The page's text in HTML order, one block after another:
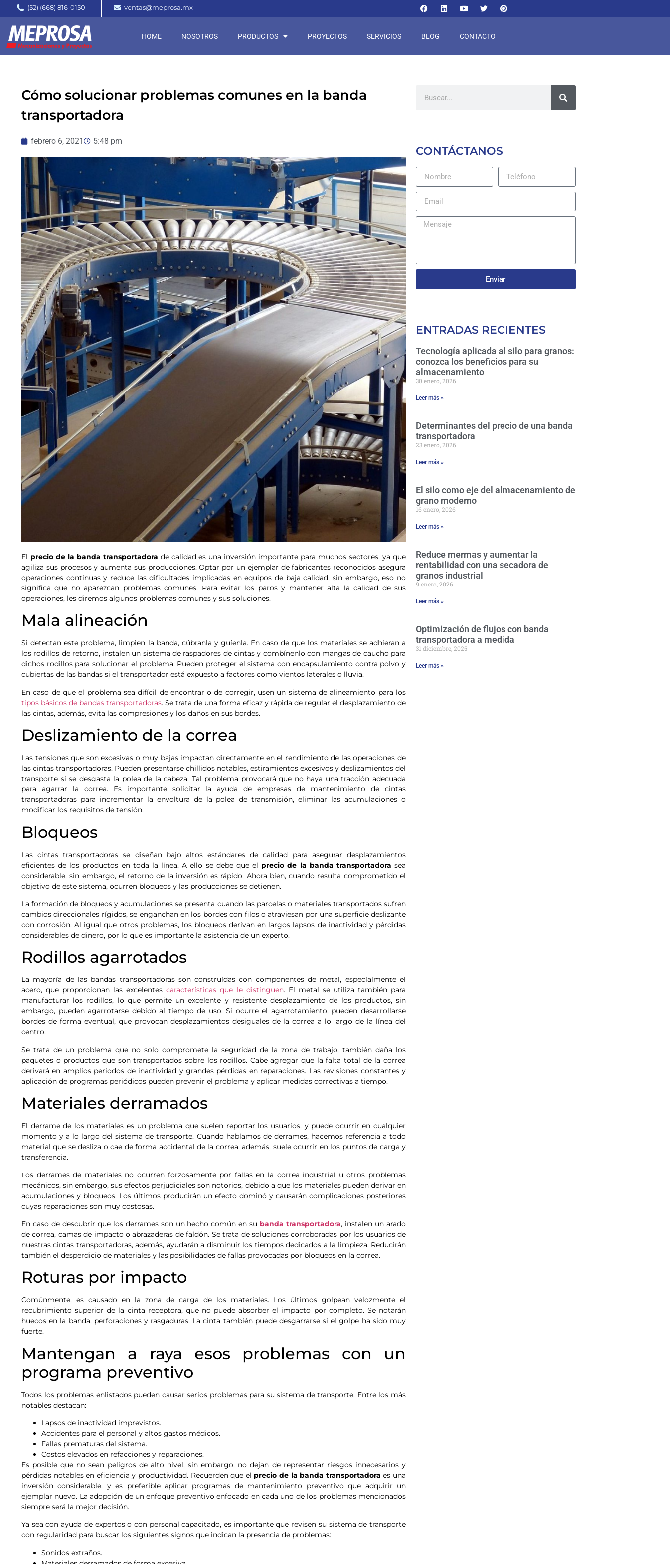
(52) (668) 816-0150 ventas@meprosa.mx
HOME NOSOTROS PRODUCTOS PROYECTOS SERVICIOS BLOG CONTACTO
Cómo solucionar problemas comunes en la banda
transportadora
febrero 6, 2021 5:48 pm
El precio de la banda transportadora de calidad es una inversión importante para muchos sectores, ya que
agiliza sus procesos y aumenta sus producciones. Optar por un ejemplar de fabricantes reconocidos asegura
operaciones continuas y reduce las dificultades implicadas en equipos de baja calidad, sin embargo, eso no
significa que no aparezcan problemas comunes. Para evitar los paros y mantener alta la calidad de sus
operaciones, les diremos algunos problemas comunes y sus soluciones.
Mala alineación
Si detectan este problema, limpien la banda, cúbranla y guíenla. En caso de que los materiales se adhieran a
los rodillos de retorno, instalen un sistema de raspadores de cintas y combínenlo con mangas de caucho para
dichos rodillos para solucionar el problema. Pueden proteger el sistema con encapsulamiento contra polvo y
cubiertas de las bandas si el transportador está expuesto a factores como vientos laterales o lluvia.
En caso de que el problema sea difícil de encontrar o de corregir, usen un sistema de alineamiento para los
tipos básicos de bandas transportadoras. Se trata de una forma eficaz y rápida de regular el desplazamiento de
las cintas, además, evita las compresiones y los daños en sus bordes.
Deslizamiento de la correa
Las tensiones que son excesivas o muy bajas impactan directamente en el rendimiento de las operaciones de
las cintas transportadoras. Pueden presentarse chillidos notables, estiramientos excesivos y deslizamientos del
transporte si se desgasta la polea de la cabeza. Tal problema provocará que no haya una tracción adecuada
para agarrar la correa. Es importante solicitar la ayuda de empresas de mantenimiento de cintas
transportadoras para incrementar la envoltura de la polea de transmisión, eliminar las acumulaciones o
modificar los requisitos de tensión.
Bloqueos
Las cintas transportadoras se diseñan bajo altos estándares de calidad para asegurar desplazamientos
eficientes de los productos en toda la línea. A ello se debe que el precio de la banda transportadora sea
considerable, sin embargo, el retorno de la inversión es rápido. Ahora bien, cuando resulta comprometido el
objetivo de este sistema, ocurren bloqueos y las producciones se detienen.
La formación de bloqueos y acumulaciones se presenta cuando las parcelas o materiales transportados sufren
cambios direccionales rígidos, se enganchan en los bordes con filos o atraviesan por una superficie deslizante
con corrosión. Al igual que otros problemas, los bloqueos derivan en largos lapsos de inactividad y pérdidas
considerables de dinero, por lo que es importante la asistencia de un experto.
Rodillos agarrotados
La mayoría de las bandas transportadoras son construidas con componentes de metal, especialmente el
acero, que proporcionan las excelentescaracterísticas que le distinguen. El metal se utiliza también para
manufacturar los rodillos, lo que permite un excelente y resistente desplazamiento de los productos, sin
embargo, pueden agarrotarse debido al tiempo de uso. Si ocurre el agarrotamiento, pueden desarrollarse
bordes de forma eventual, que provocan desplazamientos desiguales de la correa a lo largo de la línea del
centro.
Se trata de un problema que no solo compromete la seguridad de la zona de trabajo, también daña los
paquetes o productos que son transportados sobre los rodillos. Cabe agregar que la falta total de la correa
derivará en amplios periodos de inactividad y grandes pérdidas en reparaciones. Las revisiones constantes y
aplicación de programas periódicos pueden prevenir el problema y aplicar medidas correctivas a tiempo.
Materiales derramados
El derrame de los materiales es un problema que suelen reportar los usuarios, y puede ocurrir en cualquier
momento y a lo largo del sistema de transporte. Cuando hablamos de derrames, hacemos referencia a todo
material que se desliza o cae de forma accidental de la correa, además, suele ocurrir en los puntos de carga y
transferencia.
Los derrames de materiales no ocurren forzosamente por fallas en la correa industrial u otros problemas
mecánicos, sin embargo, sus efectos perjudiciales son notorios, debido a que los materiales pueden derivar en
acumulaciones y bloqueos. Los últimos producirán un efecto dominó y causarán complicaciones posteriores
cuyas reparaciones son muy costosas.
En caso de descubrir que los derrames son un hecho común en su banda transportadora, instalen un arado
de correa, camas de impacto o abrazaderas de faldón. Se trata de soluciones corroboradas por los usuarios de
nuestras cintas transportadoras, además, ayudarán a disminuir los tiempos dedicados a la limpieza. Reducirán
también el desperdicio de materiales y las posibilidades de fallas provocadas por bloqueos en la correa.
Roturas por impacto
Comúnmente, es causado en la zona de carga de los materiales. Los últimos golpean velozmente el
recubrimiento superior de la cinta receptora, que no puede absorber el impacto por completo. Se notarán
huecos en la banda, perforaciones y rasgaduras. La cinta también puede desgarrarse si el golpe ha sido muy
fuerte.
Mantengan a raya esos problemas con un
programa preventivo
Todos los problemas enlistados pueden causar serios problemas para su sistema de transporte. Entre los más
notables destacan:
Lapsos de inactividad imprevistos.
Accidentes para el personal y altos gastos médicos.
Fallas prematuras del sistema.
Costos elevados en refacciones y reparaciones.
Es posible que no sean peligros de alto nivel, sin embargo, no dejan de representar riesgos innecesarios y
pérdidas notables en eficiencia y productividad. Recuerden que el precio de la banda transportadora es una
inversión considerable, y es preferible aplicar programas de mantenimiento preventivo que adquirir un
ejemplar nuevo. La adopción de un enfoque preventivo enfocado en cada uno de los problemas mencionados
siempre será la mejor decisión.
Ya sea con ayuda de expertos o con personal capacitado, es importante que revisen su sistema de transporte
con regularidad para buscar los siguientes signos que indican la presencia de problemas:
Sonidos extraños.
CONTÁCTANOS
Enviar
ENTRADAS RECIENTES
Tecnología aplicada al silo para granos:
conozca los beneficios para su
almacenamiento
30 enero, 2026
Leer más »
Determinantes del precio de una banda
transportadora
23 enero, 2026
Leer más »
El silo como eje del almacenamiento de
grano moderno
16 enero, 2026
Leer más »
Reduce mermas y aumentar la
rentabilidad con una secadora de
granos industrial
9 enero, 2026
Leer más »
Optimización de flujos con banda
transportadora a medida
31 diciembre, 2025
Leer más »